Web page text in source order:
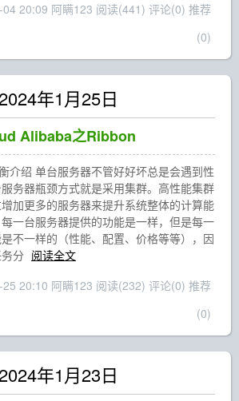
20:09 阿瞒123 阅读(441) 评论(0) 推荐
(0)
2024年1月25日
Alibaba之Ribbon
介绍 单台服务器不管好好坏总是会遇到性
务器瓶颈方式就是采用集群。高性能集群
加更多的服务器来提升系统整体的计算能
一台服务器提供的功能是一样，但是每一
不一样的（性能、配置、价格等等），因
分 阅读全文
20:10 阿瞒123 阅读(232) 评论(0) 推荐
(0)
2024年1月23日